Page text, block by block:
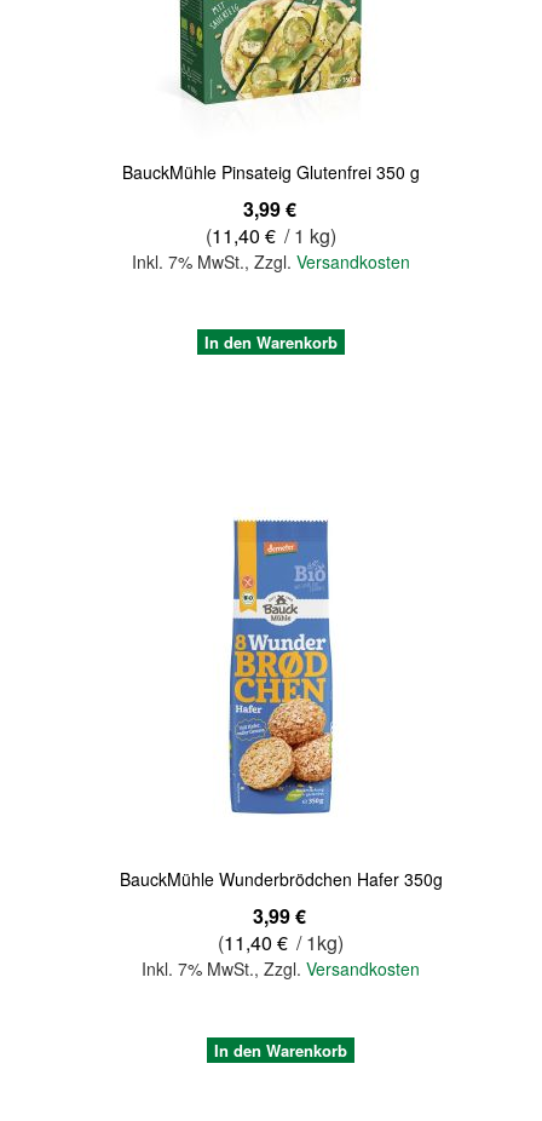
BauckMühle Pinsateig Glutenfrei 350 g
3,99 €
(11,40 € / 1 kg)
Inkl. 7% MwSt., Zzgl. Versandkosten
In den Warenkorb
BauckMühle Wunderbrödchen Hafer 350g
3,99 €
(11,40 € / 1kg)
Inkl. 7% MwSt.,Zzgl.Versandkosten
In den Warenkorb